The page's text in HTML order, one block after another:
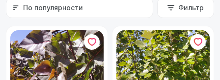
По популярности Фильтр